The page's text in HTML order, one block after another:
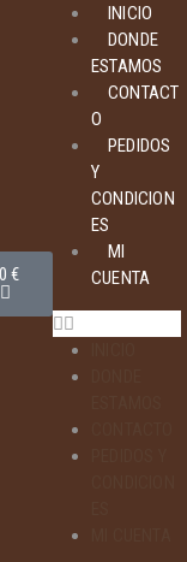
€
INICIO
DONDE
ESTAMOS
CONTACT
O
PEDIDOS
Y
CONDICION
ES
MI
CUENTA